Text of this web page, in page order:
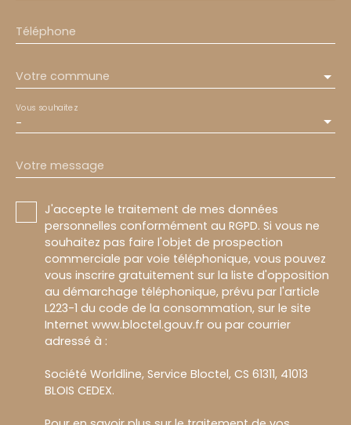
Téléphone
Votre commune
-
Vous souhaitez
Votre message
J'accepte le traitement de mes données
personnelles conformément au RGPD. Si vous ne
souhaitez pas faire l'objet de prospection
commerciale par voie téléphonique, vous pouvez
vous inscrire gratuitement sur la liste d'opposition
au démarchage téléphonique, prévu par l'article
L223-1 du code de la consommation, sur le site
Internet www.bloctel.gouv.fr ou par courrier
adressé à :
Société Worldline, Service Bloctel, CS 61311, 41013
BLOIS CEDEX.